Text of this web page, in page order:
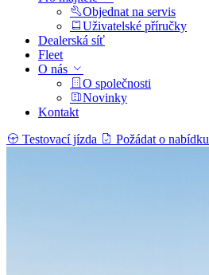
Objednat na servis
Uživatelské příručky
Dealerská síť
Fleet
O nás
O společnosti
Novinky
Kontakt
Testovací jízda
Požádat o nabídku